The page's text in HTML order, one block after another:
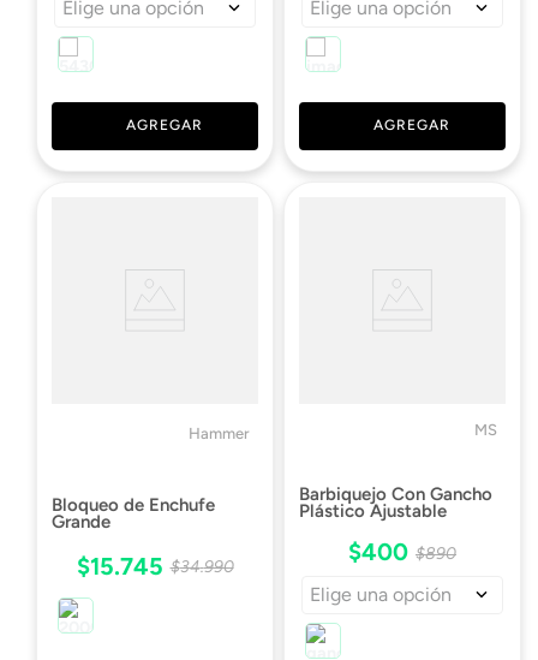
Elige una opción
AGREGAR
Elige una opción
AGREGAR
Hammer
Bloqueo de Enchufe
Grande
$15.745 $34.990
MS
Barbiquejo Con Gancho
Plástico Ajustable
$400 $890
Elige una opción